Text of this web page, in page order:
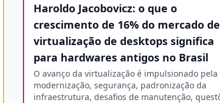
Haroldo Jacobovicz: o que o
crescimento de 16% do mercado de
virtualização de desktops significa
para hardwares antigos no Brasil
O avanço da virtualização é impulsionado pela
modernização, segurança, padronização da
infraestrutura, desafios de manutenção, questões